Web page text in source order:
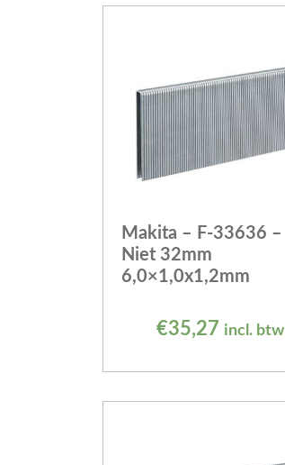
Makita – F-33636 –
Niet 32mm
6,0×1,0x1,2mm
€35,27 incl. btw